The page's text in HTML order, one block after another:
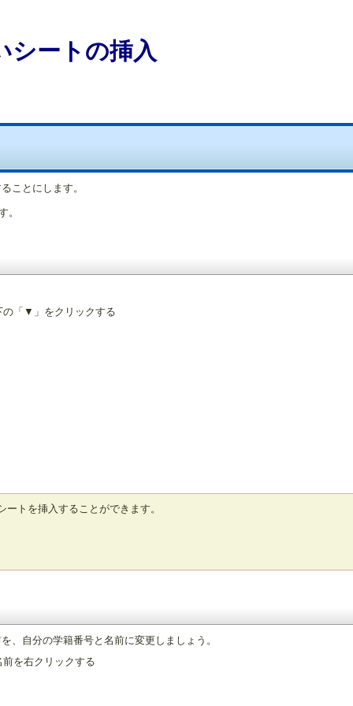
シートの挿入
ことにします。
。
の「▼」をクリックする
トを挿入することができます。
、自分の学籍番号と名前に変更しましょう。
を右クリックする